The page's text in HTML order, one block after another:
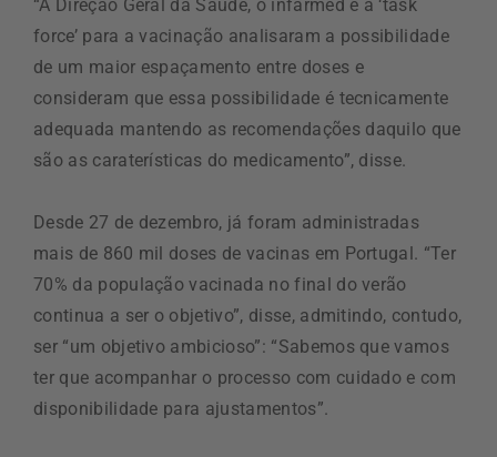
“A Direção Geral da Saúde, o infarmed e a ‘task
force’ para a vacinação analisaram a possibilidade
de um maior espaçamento entre doses e
consideram que essa possibilidade é tecnicamente
adequada mantendo as recomendações daquilo que
são as caraterísticas do medicamento”, disse.
Desde 27 de dezembro, já foram administradas
mais de 860 mil doses de vacinas em Portugal. “Ter
70% da população vacinada no final do verão
continua a ser o objetivo”, disse, admitindo, contudo,
ser “um objetivo ambicioso”: “Sabemos que vamos
ter que acompanhar o processo com cuidado e com
disponibilidade para ajustamentos”.